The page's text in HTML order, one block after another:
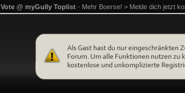
Vote @ myGully Toplist - Mehr Boerse! > Melde dich jetzt